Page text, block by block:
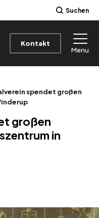
Suchen
Kontakt
Menu
spendet großen
großen
in